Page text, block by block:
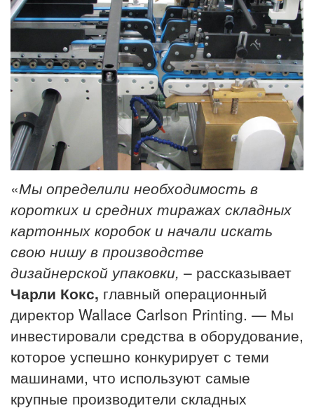
«Мы определили необходимость в
коротких и средних тиражах складных
картонных коробок и начали искать
свою нишу в производстве
дизайнерской упаковки, – рассказывает
Чарли Кокс, главный операционный
директор Wallace Carlson Printing. — Мы
инвестировали средства в оборудование,
которое успешно конкурирует с теми
машинами, что используют самые
крупные производители складных